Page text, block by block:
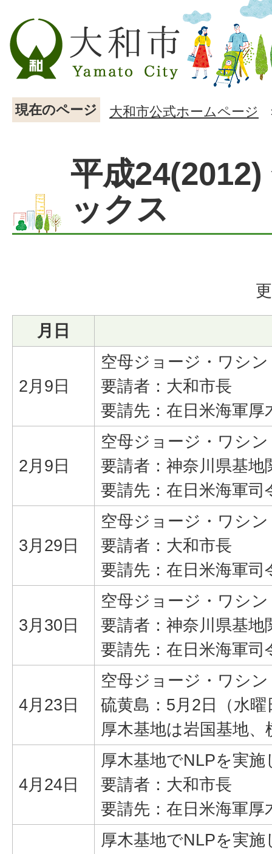
現在のページ 大和市公式ホームページ
平成
ックス
月日
2月9日
空母ジョージ・ワシ
要請者：大和市長
要請先：在日米海軍厚
2月9日
空母ジョージ・ワシ
要請者：神奈川県基地
要請先：在日米海軍司
3月29日
空母ジョージ・ワシ
要請者：大和市長
要請先：在日米海軍司
3月30日
空母ジョージ・ワシ
要請者：神奈川県基地
要請先：在日米海軍司
4月23日
空母ジョージ・ワシ
硫黄島：5月2日（水
厚木基地は岩国基地
4月24日
厚木基地でNLPを実
要請者：大和市長
要請先：在日米海軍厚
厚木基地でNLPを実